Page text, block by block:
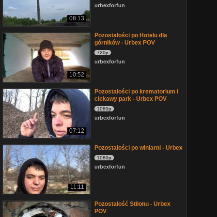
08:13
urbexforfun
10:52
Pozostałości po Hotelu dla
górników - Urbex POV
720p
urbexforfun
07:12
Pozostałości po krematorium i
ciekawy park - Urbex POV
1080p
urbexforfun
11:11
Pozostałości po winiarni - Urbex
1080p
urbexforfun
Pozostałość Stilonu - Urbex
POV